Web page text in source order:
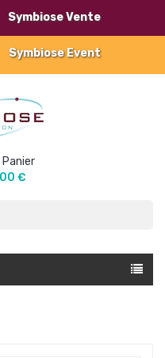
Symbiose Vente
Symbiose Event
Panier
€